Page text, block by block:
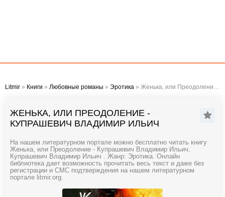
Litmir » Книги » Любовные романы » Эротика » Женька, или Преодоление - Купрашевич Владимир Ильич
ЖЕНЬКА, ИЛИ ПРЕОДОЛЕНИЕ -
КУПРАШЕВИЧ ВЛАДИМИР ИЛЬИЧ
На нашем литературном портале можно бесплатно читать книгу
Женька, или Преодоление - Купрашевич Владимир Ильич,
Купрашевич Владимир Ильич . Жанр: Эротика. Онлайн
библиотека дает возможность прочитать весь текст и даже без
регистрации и СМС подтверждения на нашем литературном
портале litmir.org.